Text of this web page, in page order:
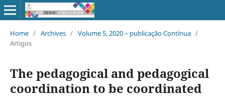
Home / Archives / Volume 5, 2020 – publicação Contínua /
Artigos
The pedagogical and pedagogical
coordination to be coordinated